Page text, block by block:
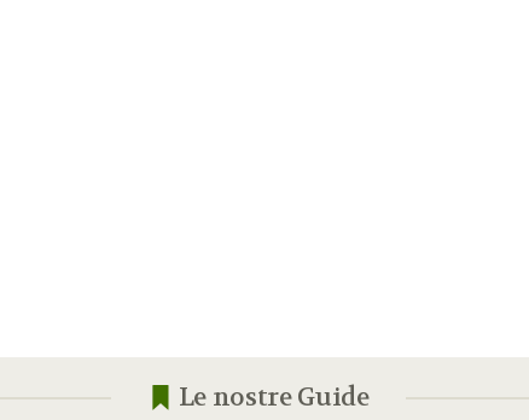
Le nostre Guide